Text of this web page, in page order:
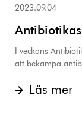
2023.09.04
I veckans
att bekämpa
Läs mer